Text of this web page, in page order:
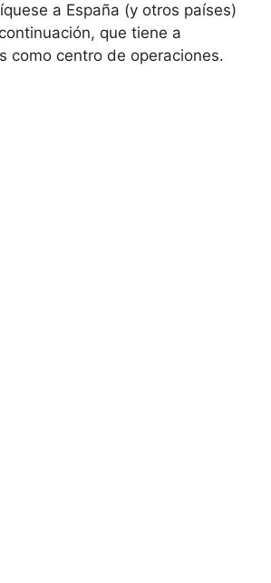
a España (y otros países)
que tiene a
como centro de operaciones.